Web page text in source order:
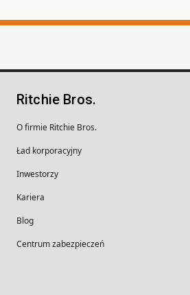
Ritchie Bros.
O firmie Ritchie Bros.
Ład korporacyjny
Inwestorzy
Kariera
Blog
Centrum zabezpieczeń